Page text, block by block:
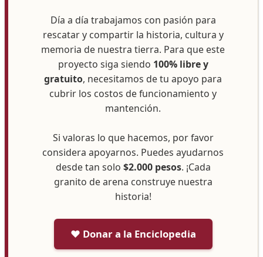
Día a día trabajamos con pasión para
rescatar y compartir la historia, cultura y
memoria de nuestra tierra. Para que este
proyecto siga siendo 100% libre y
gratuito, necesitamos de tu apoyo para
cubrir los costos de funcionamiento y
mantención.
Si valoras lo que hacemos, por favor
considera apoyarnos. Puedes ayudarnos
desde tan solo $2.000 pesos. ¡Cada
granito de arena construye nuestra
historia!
❤️ Donar a la Enciclopedia